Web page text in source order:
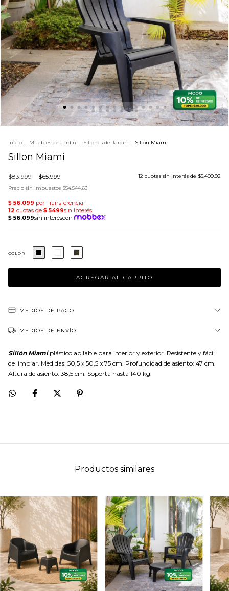
Inicio . Muebles de Jardín . Sillones de Jardín . Sillon Miami
Sillon Miami
$83.999 $65.999 12 cuotas sin interés de $5.499,92
Precio sin impuestos $54.544,63
COLOR
MEDIOS DE PAGO
MEDIOS DE ENVÍO
Sillón Miami plástico apilable para interior y exterior. Resistente y fácil
de limpiar. Medidas: 50,5 x 50,5 x 75 cm. Profundidad de asiento: 47 cm.
Altura de asiento: 38,5 cm. Soporta hasta 140 kg.
Productos similares